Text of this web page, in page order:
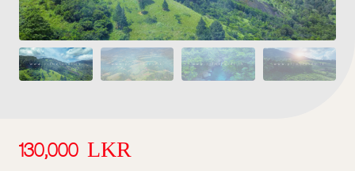
130,000 LKR